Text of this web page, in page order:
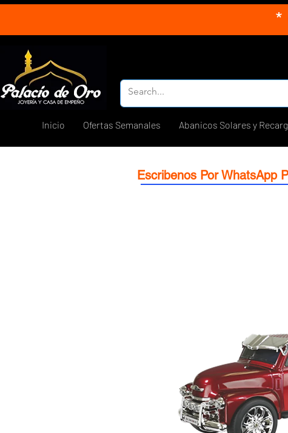
*
Inicio Ofertas Semanales Abanicos Solares y
Escribenos Por WhatsApp